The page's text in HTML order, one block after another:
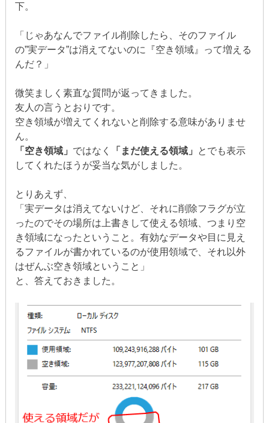
下。
「じゃあなんでファイル削除したら、そのファイル
の”実データ”は消えてないのに『空き領域』って増える
んだ？」
微笑ましく素直な質問が返ってきました。
友人の言うとおりです。
空き領域が増えてくれないと削除する意味がありませ
ん。
「空き領域」 ではなく 「まだ使える領域」
とでも表示
してくれたほうが妥当な気がしました。
とりあえず、
「実データは消えてないけど、それに削除フラグが立
ったのでその場所は上書きして使える領域、つまり空
き領域になったということ。有効なデータや目に見え
るファイルが書かれているのが使用領域で、それ以外
はぜんぶ空き領域ということ」
と、答えておきました。